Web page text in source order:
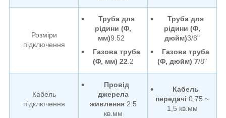
Розміри
підключення
Труба для
рідини (Φ,
мм)9.52
Газова труба
(Φ, мм) 22 .2
Труба для
рідини (Φ,
дюйм)3/8"
Газова труба
(Φ, дюйм) 7/8"
Кабель
підключення
Провід
джерела
живлення 2.5
кв.мм
Кабель
передачі 0,75 ~
1,5 кв.мм